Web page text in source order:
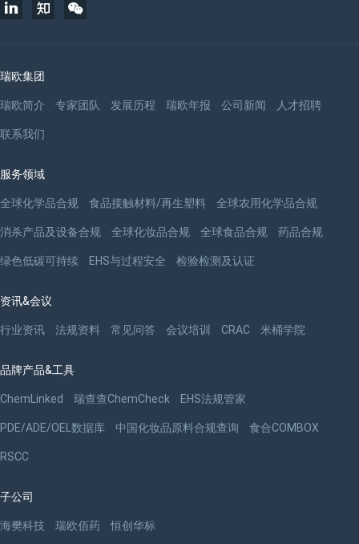
瑞欧集团
瑞欧简介 专家团队 发展历程 瑞欧年报 公司新闻 人才招聘
联系我们
服务领域
全球化学品合规 食品接触材料/再生塑料 全球农用化学品合规
消杀产品及设备合规 全球化妆品合规 全球食品合规 药品合规
绿色低碳可持续 EHS与过程安全 检验检测及认证
资讯&会议
行业资讯 法规资料 常见问答 会议培训 CRAC 米桶学院
品牌产品&工具
ChemLinked 瑞查查ChemCheck EHS法规管家
PDE/ADE/OEL数据库 中国化妆品原料合规查询 食合COMBOX
RSCC
子公司
海樊科技 瑞欧佰药 恒创华标